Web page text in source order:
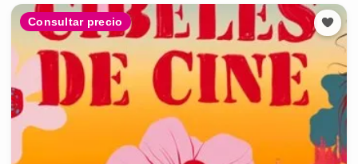
Consultar precio